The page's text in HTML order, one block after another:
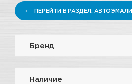
⟵ ПЕРЕЙТИ В РАЗДЕЛ: АВТОЭМАЛИ
Бренд
Наличие